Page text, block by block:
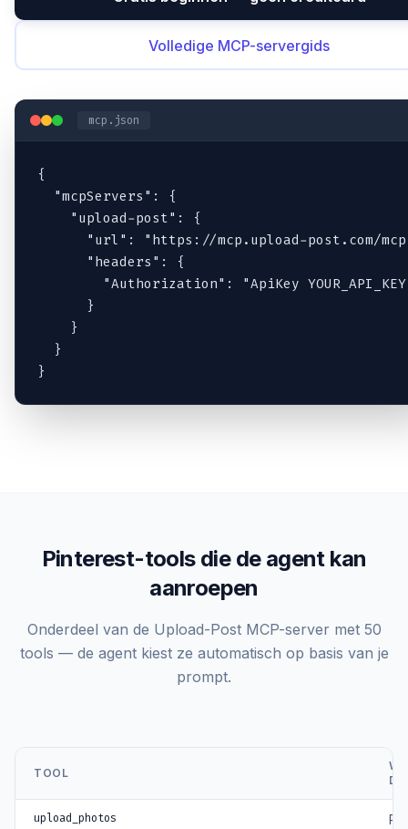
Volledige MCP-servergids
mcp.json
{
  "mcpServers": {
    "upload-post": {
"url": "https://mcp.upload-post.com/
      "headers": {
"Authorization": "ApiKey
      }
    }
  }
}
Pinterest-tools die de agent kan
aanroepen
Onderdeel van de Upload-Post MCP-server met 50
tools — de agent kiest ze automatisch op basis van je
prompt.
TOOL
upload_photos